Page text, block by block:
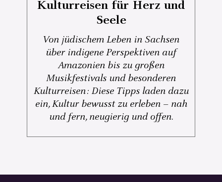
Kulturreisen für Herz und
Seele
Von jüdischem Leben in Sachsen
über indigene Perspektiven auf
Amazonien bis zu großen
Musikfestivals und besonderen
Kulturreisen: Diese Tipps laden dazu
ein, Kultur bewusst zu erleben – nah
und fern, neugierig und offen.